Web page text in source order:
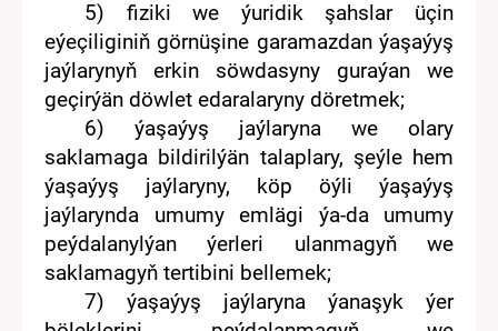
5) fiziki we ýuridik şahslar üçin
eýeçiliginiň görnüşine garamazdan ýaşaýyş
jaýlarynyň erkin söwdasyny guraýan we
geçirýän döwlet edaralaryny döretmek;
6) ýaşaýyş jaýlaryna we olary
saklamaga bildirilýän talaplary, şeýle hem
ýaşaýyş jaýlaryny, köp öýli
ýaşaýyş
jaý larynda umumy emlägi ýa-da umumy
peýdalanylýanýerleri ulanmagyň we
saklamagyň tertibini bellemek;
7) ýaşaýyş jaýlaryna ýanaşyk ýer